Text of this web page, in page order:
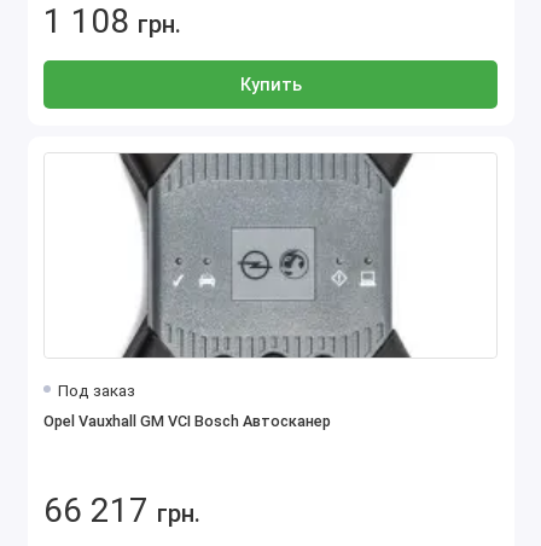
1 108 грн.
Купить
Под заказ
Opel Vauxhall GM VCI Bosch Автосканер
66 217 грн.